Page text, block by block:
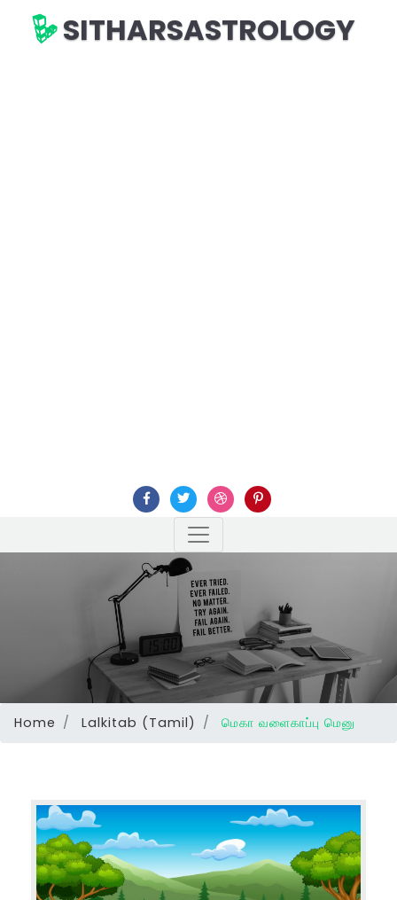
SITHARSASTROLOGY
Home Lalkitab (Tamil) மெகா வளைகாப்பு மெனு